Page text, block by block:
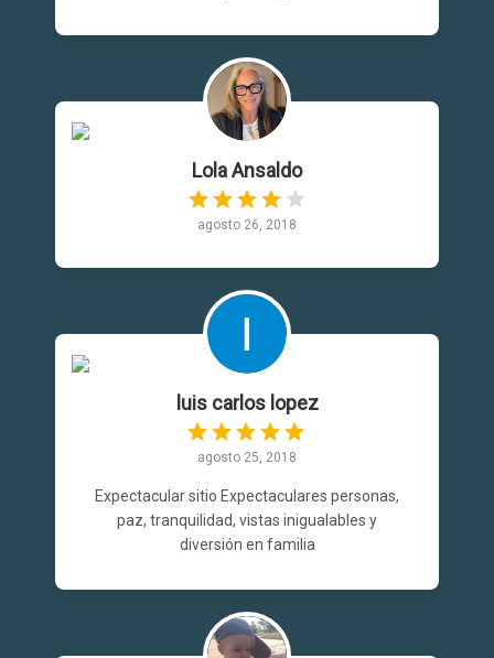
Lola Ansaldo
agosto 26, 2018
luis carlos lopez
agosto 25, 2018
Expectacular sitio Expectaculares personas,
paz, tranquilidad, vistas inigualables y
diversión en familia